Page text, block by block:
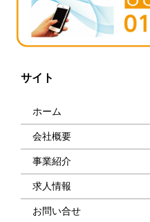
サイト
ホーム
会社概要
事業紹介
求人情報
お問い合せ